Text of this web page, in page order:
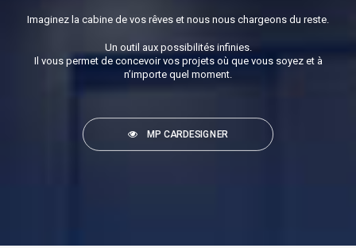
Imaginez la cabine de vos rêves et nous nous chargeons du reste.
Un outil aux possibilités infinies.
Il vous permet de concevoir vos projets où que vous soyez et à
n’importe quel moment.
MP CARDESIGNER